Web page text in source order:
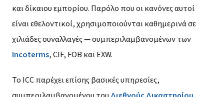
και δίκαιου εμπορίου. Παρόλο που οι κανόνες αυτοί
είναι εθελοντικοί, χρησιμοποιούνται καθημερινά σε
χιλιάδες συναλλαγές — συμπεριλαμβανομένων των
Incoterms, CIF, FOB και EXW.
Το ICC παρέχει επίσης βασικές υπηρεσίες,